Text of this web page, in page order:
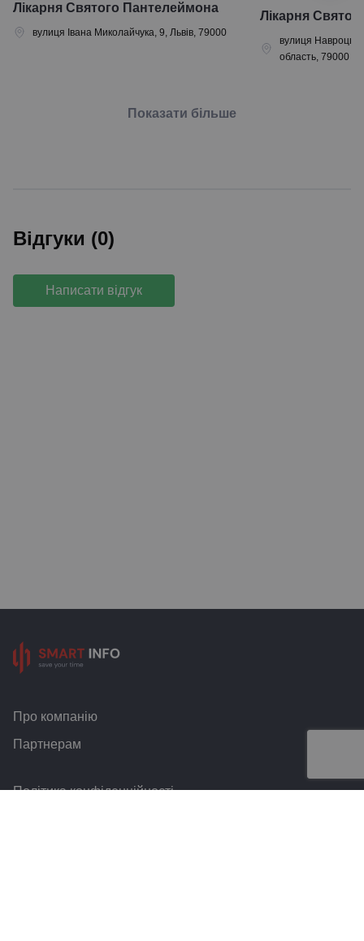
Лікарня Святого Пантелеймона
вулиця Івана Миколайчука, 9, Львів, 79000
Лікарня
вулиця
область, 79000
Показати більше
Відгуки (0)
Написати відгук
Про компанію
Партнерам
Політика конфіденційності